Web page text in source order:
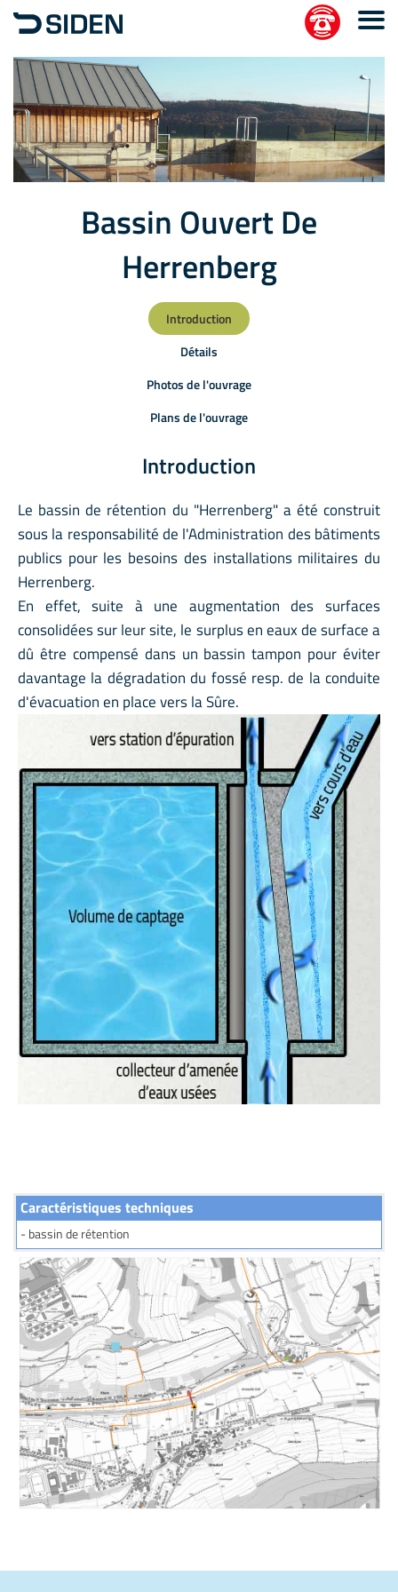
Bassin Ouvert De
Herrenberg
Introduction
Détails
Photos de l'ouvrage
Plans de l'ouvrage
Introduction
Le bassin de rétention du "Herrenberg" a été construit
sous la responsabilité de l'Administration des bâtiments
publics pour les besoins des installations militaires du
Herrenberg.
En effet, suite à une augmentation des surfaces
consolidées sur leur site, le surplus en eaux de surface a
dû être compensé dans un bassin tampon pour éviter
davantage la dégradation du fossé resp. de la conduite
d'évacuation en place vers la Sûre.
Caractéristiques techniques
- bassin de rétention